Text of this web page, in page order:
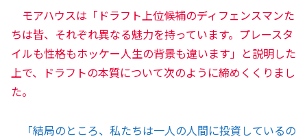
モアハウスは「ドラフト上位候補のディフェンスマンた
ちは皆、それぞれ異なる魅力を持っています。プレースタ
イルも性格もホッケー人生の背景も違います」と説明した
上で、ドラフトの本質について次のように締めくくりまし
た。
「結局のところ、私たちは一人の人間に投資しているの